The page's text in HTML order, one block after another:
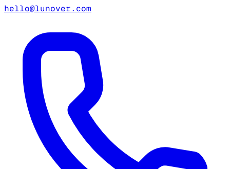
hello@lunover.com